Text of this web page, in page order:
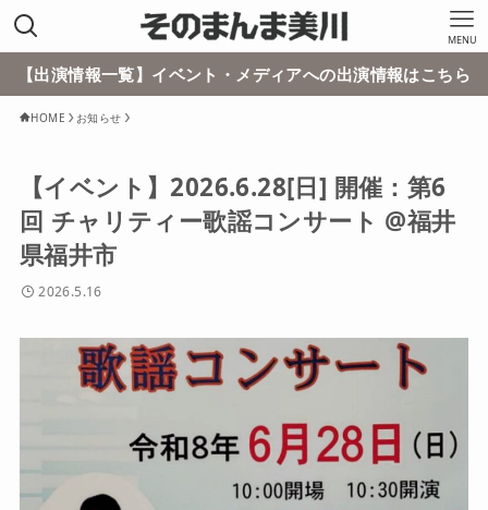
MENU
【出演情報一覧】イベント・メディアへの出演情報はこちら
HOME お知らせ
【イベント】2026.6.28[日] 開催：第6
回 チャリティー歌謡コンサート @福井
県福井市
2026.5.16